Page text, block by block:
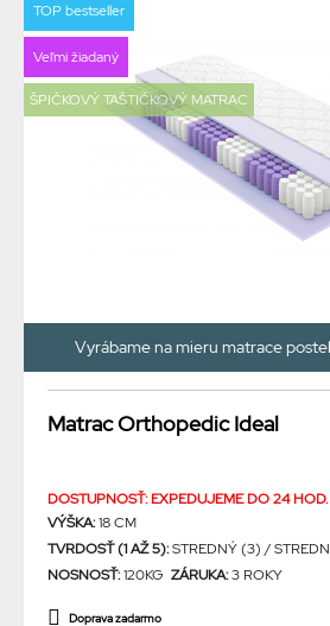
TOP bestseller
Veľmi žiadaný
ŠPIČKOVÝ TAŠTIČKOVÝ MATRAC
Vyrábame na mieru matrace
Matrac Orthopedic Ideal
DOSTUPNOSŤ: EXPEDUJEME DO 24 HOD.
VÝŠKA:18 CM
TVRDOSŤ (1 AŽ 5):STREDNÝ (3) /
NOSNOSŤ:120KG ZÁRUKA:3 ROKY
Doprava zadarmo